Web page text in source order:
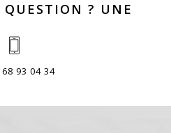
? UNE
93 04 34